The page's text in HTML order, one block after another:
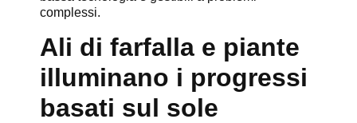
complessi.
Ali di farfalla e piante
illuminano i progressi
basati sul sole